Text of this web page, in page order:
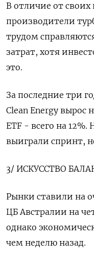
В отличие от своих
производители
трудом
затрат, хотя
это.
За последние три
Clean Energy вырос
ETF - всего на
выиграли спринт,
3/ ИСКУССТВО
Рынки ставили на
ЦБ Австралии на
однако
чем неделю назад.